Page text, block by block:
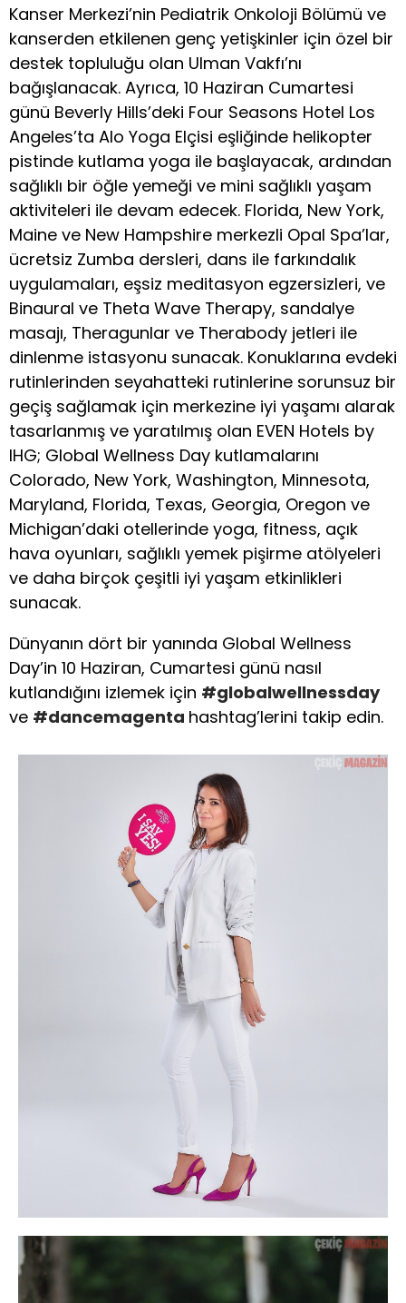
Kanser Merkezi’nin Pediatrik Onkoloji Bölümü ve
kanserden etkilenen genç yetişkinler için özel bir
destek topluluğu olan Ulman Vakfı’nı
bağışlanacak. Ayrıca, 10 Haziran Cumartesi
günü Beverly Hills’deki Four Seasons Hotel Los
Angeles’ta Alo Yoga Elçisi eşliğinde helikopter
pistinde kutlama yoga ile başlayacak, ardından
sağlıklı bir öğle yemeği ve mini sağlıklı yaşam
aktiviteleri ile devam edecek. Florida, New York,
Maine ve New Hampshire merkezli Opal Spa’lar,
ücretsiz Zumba dersleri, dans ile farkındalık
uygulamaları, eşsiz meditasyon egzersizleri, ve
Binaural ve Theta Wave Therapy, sandalye
masajı, Theragunlar ve Therabody jetleri ile
dinlenme istasyonu sunacak. Konuklarına evdeki
rutinlerinden seyahatteki rutinlerine sorunsuz bir
geçiş sağlamak için merkezine iyi yaşamı alarak
tasarlanmış ve yaratılmış olan EVEN Hotels by
IHG; Global Wellness Day kutlamalarını
Colorado, New York, Washington, Minnesota,
Maryland, Florida, Texas, Georgia, Oregon ve
Michigan’daki otellerinde yoga, fitness, açık
hava oyunları, sağlıklı yemek pişirme atölyeleri
ve daha birçok çeşitli iyi yaşam etkinlikleri
sunacak.
Dünyanın dört bir yanında Global Wellness
Day’in 10 Haziran, Cumartesi günü nasıl
kutlandığını izlemek için #globalwellnessday
ve #dancemagenta hashtag’lerini takip edin.